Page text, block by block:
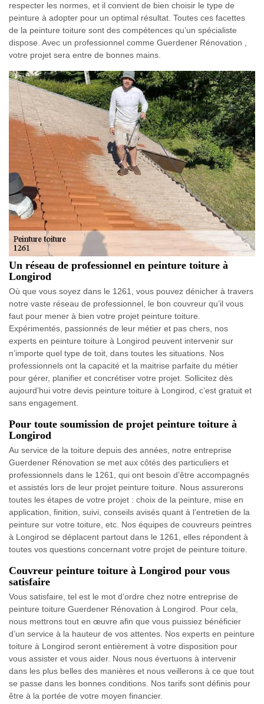
respecter les normes, et il convient de bien choisir le type de
peinture à adopter pour un optimal résultat. Toutes ces facettes
de la peinture toiture sont des compétences qu’un spécialiste
dispose. Avec un professionnel comme Guerdener Rénovation ,
votre projet sera entre de bonnes mains.
Un réseau de professionnel en peinture toiture à
Longirod
Où que vous soyez dans le 1261, vous pouvez dénicher à travers
notre vaste réseau de professionnel, le bon couvreur qu’il vous
faut pour mener à bien votre projet peinture toiture.
Expérimentés, passionnés de leur métier et pas chers, nos
experts en peinture toiture à Longirod peuvent intervenir sur
n’importe quel type de toit, dans toutes les situations. Nos
professionnels ont la capacité et la maitrise parfaite du métier
pour gérer, planifier et concrétiser votre projet. Sollicitez dès
aujourd’hui votre devis peinture toiture à Longirod, c’est gratuit et
sans engagement.
Pour toute soumission de projet peinture toiture à
Longirod
Au service de la toiture depuis des années, notre entreprise
Guerdener Rénovation se met aux côtés des particuliers et
professionnels dans le 1261, qui ont besoin d’être accompagnés
et assistés lors de leur projet peinture toiture. Nous assurerons
toutes les étapes de votre projet : choix de la peinture, mise en
application, finition, suivi, conseils avisés quant à l’entretien de la
peinture sur votre toiture, etc. Nos équipes de couvreurs peintres
à Longirod se déplacent partout dans le 1261, elles répondent à
toutes vos questions concernant votre projet de peinture toiture.
Couvreur peinture toiture à Longirod pour vous
satisfaire
Vous satisfaire, tel est le mot d’ordre chez notre entreprise de
peinture toiture Guerdener Rénovation à Longirod. Pour cela,
nous mettrons tout en œuvre afin que vous puissiez bénéficier
d’un service à la hauteur de vos attentes. Nos experts en peinture
toiture à Longirod seront entièrement à votre disposition pour
vous assister et vous aider. Nous nous évertuons à intervenir
dans les plus belles des manières et nous veillerons à ce que tout
se passe dans les bonnes conditions. Nos tarifs sont définis pour
être à la portée de votre moyen financier.